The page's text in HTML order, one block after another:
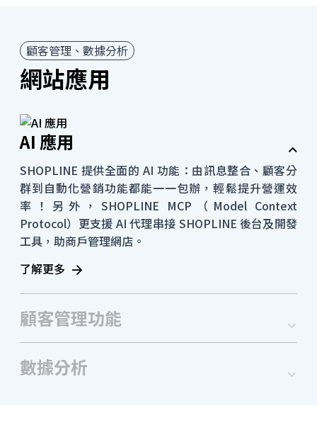
顧客管理、數據分析
網站應用
AI 應用
SHOPLINE 提供全面的 AI 功能：由訊息整合、顧客分
群到自動化營銷功能都能一一包辦，輕鬆提升營運效
率！另外，SHOPLINE MCP（Model Context
Protocol）更支援 AI 代理串接 SHOPLINE 後台及開發
工具，助商戶管理網店。
了解更多
顧客管理功能
數據分析